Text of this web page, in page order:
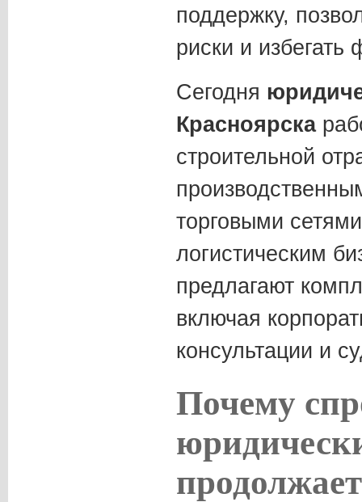
поддержку,
риски и
Сегодня
Красноярска
строительной
торговыми
логистическим
предлагают
включая
консультации и
Почему